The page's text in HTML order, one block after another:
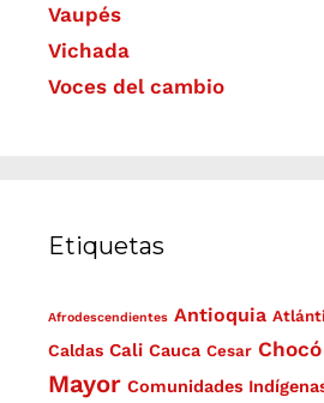
Vaupés
Vichada
Voces del cambio
Etiquetas
Afrodescendientes Antioquia
Caldas Cali Cauca Cesar Chocó
Mayor Comunidades